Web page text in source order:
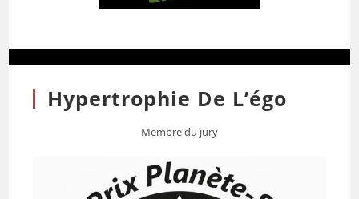
Hypertrophie De L’égo
Membre du jury